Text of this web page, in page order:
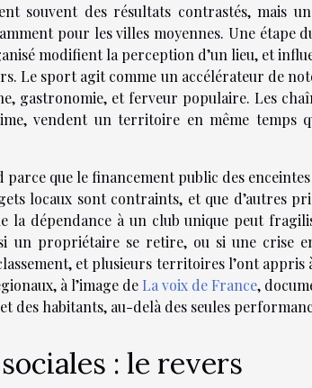
souvent des résultats contrastés, mais
pour les villes moyennes. Une étape
modifient la perception d’un lieu, et
Le sport agit comme un accélérateur de
gastronomie, et ferveur populaire. Les
vendent un territoire en même temps
parce que le financement public des
locaux sont contraints, et que d’autres
la dépendance à un club unique peut
un propriétaire se retire, ou si une crise
et plusieurs territoires l’ont appris
à l’image de La voix de France,
des habitants, au-delà des seules
: le revers